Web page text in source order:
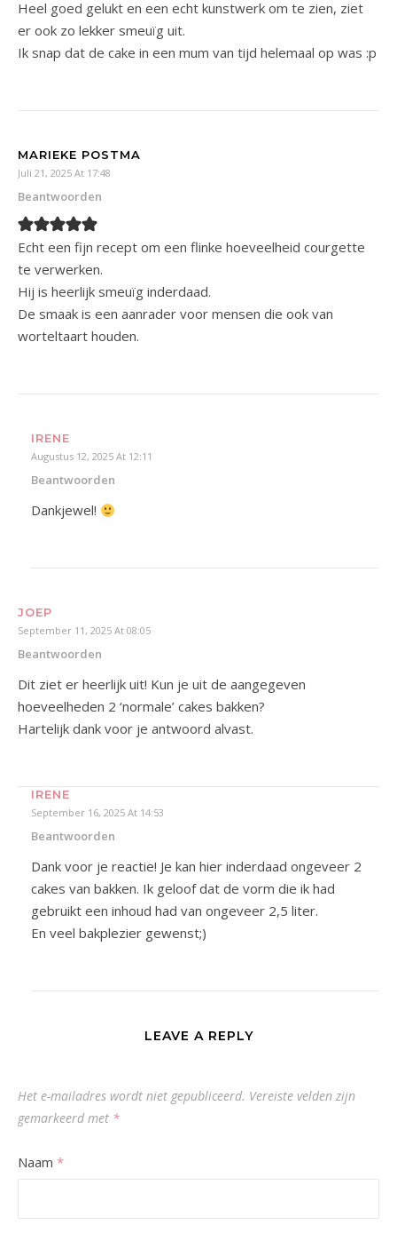
Heel goed gelukt en een echt kunstwerk om te zien, ziet
er ook zo lekker smeuïg uit.
Ik snap dat de cake in een mum van tijd helemaal op was :p
MARIEKE POSTMA
Juli 21, 2025 At 17:48
Beantwoorden
Echt een fijn recept om een flinke hoeveelheid courgette
te verwerken.
Hij is heerlijk smeuïg inderdaad.
De smaak is een aanrader voor mensen die ook van
worteltaart houden.
IRENE
Augustus 12, 2025 At 12:11
Beantwoorden
Dankjewel!
JOEP
September 11, 2025 At 08:05
Beantwoorden
Dit ziet er heerlijk uit! Kun je uit de aangegeven
hoeveelheden 2 ‘normale’ cakes bakken?
Hartelijk dank voor je antwoord alvast.
IRENE
September 16, 2025 At 14:53
Beantwoorden
Dank voor je reactie! Je kan hier inderdaad ongeveer 2
cakes van bakken. Ik geloof dat de vorm die ik had
gebruikt een inhoud had van ongeveer 2,5 liter.
En veel bakplezier gewenst;)
LEAVE A REPLY
Het e-mailadres wordt niet gepubliceerd. Vereiste velden zijn
gemarkeerd met *
Naam *